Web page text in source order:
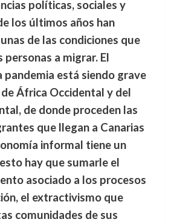
políticas, sociales y
los últimos años han
de las condiciones que
personas a migrar. El
pandemia está siendo grave
África Occidental y del
de donde proceden las
que llegan a Canarias
informal tiene un
hay que sumarle el
asociado a los procesos
el extractivismo que
comunidades de sus